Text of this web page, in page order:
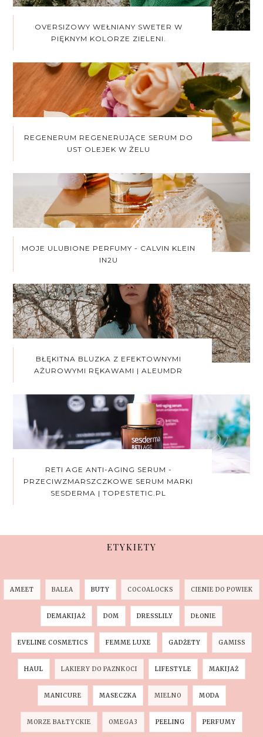
OVERSIZOWY WEŁNIANY SWETER W
PIĘKNYM KOLORZE ZIELENI.
REGENERUM REGENERUJĄCE SERUM DO
UST OLEJEK W ŻELU
MOJE ULUBIONE PERFUMY - CALVIN KLEIN
IN2U
BŁĘKITNA BLUZKA Z EFEKTOWNYMI
AŻUROWYMI RĘKAWAMI | ALEUMDR
RETI AGE ANTI-AGING SERUM -
PRZECIWZMARSZCZKOWE SERUM MARKI
SESDERMA | TOPESTETIC.PL
ETYKIETY
AMEET BALEA BUTY COCOALOCKS CIENIE DO POWIEK
DEMAKIJAŻ DOM DRESSLILY DŁONIE
EVELINE COSMETICS FEMME LUXE GADŻETY GAMISS
HAUL LAKIERY DO PAZNKOCI LIFESTYLE MAKIJAŻ
MANICURE MASECZKA MIELNO MODA
MORZE BAŁTYCKIE OMEGA3 PEELING PERFUMY